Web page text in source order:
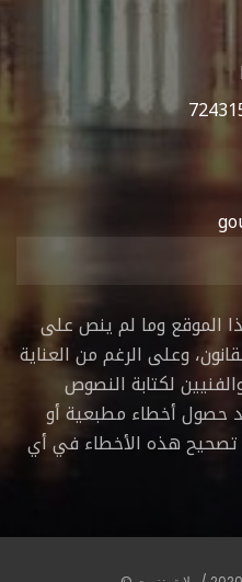
الموقع وما لم ينص على
وعلى الرغم من العناية
لكتابة النصوص
حصول أخطاء مطبعية أو
تصحيح هذه الأخطاء في أي